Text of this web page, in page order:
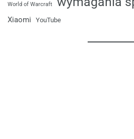
World of Warcraft
Xiaomi YouTube